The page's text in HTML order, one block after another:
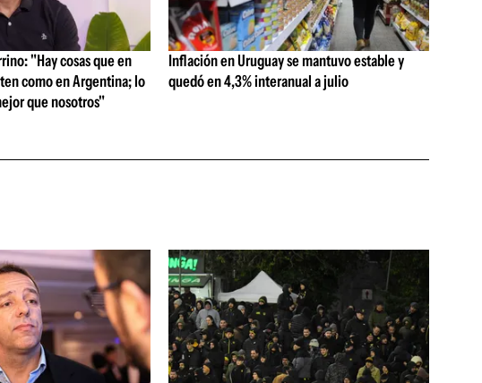
"Hay cosas que en
como en Argentina; lo
que nosotros"
Inflación en Uruguay se mantuvo estable y
quedó en 4,3% interanual a julio